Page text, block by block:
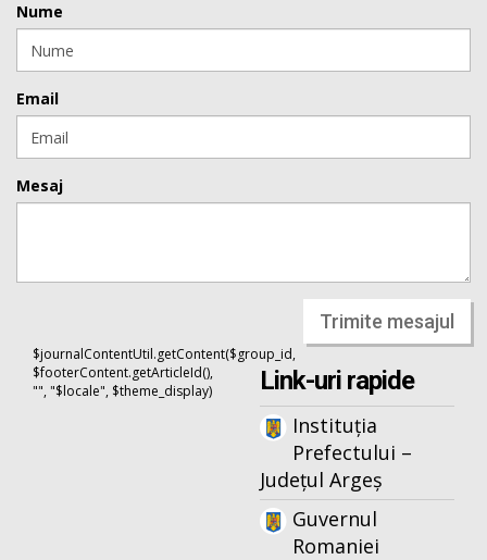
Nume
Email
Mesaj
Trimite mesajul
$journalContentUtil.getContent($group_id,
$footerContent.getArticleId(),
"", "$locale", $theme_display)
Link-uri rapide
Instituția
Prefectului –
Județul Argeș
Guvernul
Romaniei